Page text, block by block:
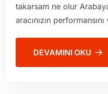
takarsam ne olur
aracınızın
DEVAMINI OKU